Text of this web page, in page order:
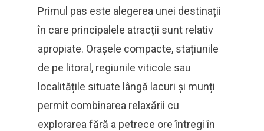
Primul pas este alegerea unei destinații
în care principalele atracții sunt relativ
apropiate. Orașele compacte, stațiunile
de pe litoral, regiunile viticole sau
localitățile situate lângă lacuri și munți
permit combinarea relaxării cu
explorarea fără a petrece ore întregi în